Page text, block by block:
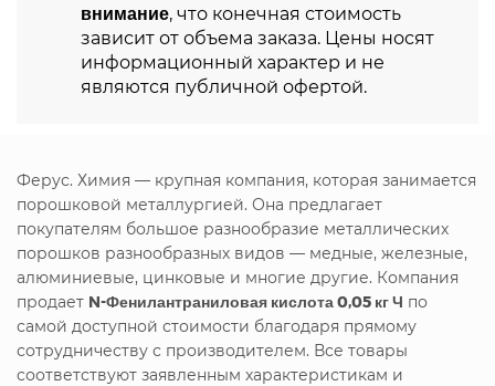
внимание, что конечная стоимость
зависит от объема заказа. Цены носят
информационный характер и не
являются публичной офертой.
Ферус. Химия — крупная компания, которая занимается
порошковой металлургией. Она предлагает
покупателям большое разнообразие металлических
порошков разнообразных видов — медные, железные,
алюминиевые, цинковые и многие другие. Компания
продает N-Фенилантраниловая кислота 0,05 кг Ч по
самой доступной стоимости благодаря прямому
сотрудничеству с производителем. Все товары
соответствуют заявленным характеристикам и